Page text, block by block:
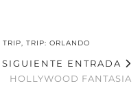
TRIP, TRIP: ORLANDO
SIGUIENTE ENTRADA
HOLLYWOOD FANTASIA